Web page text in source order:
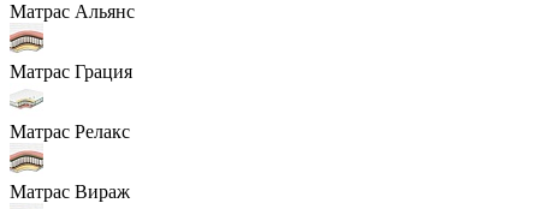
Матрас Альянс
Матрас Грация
Матрас Релакс
Матрас Вираж